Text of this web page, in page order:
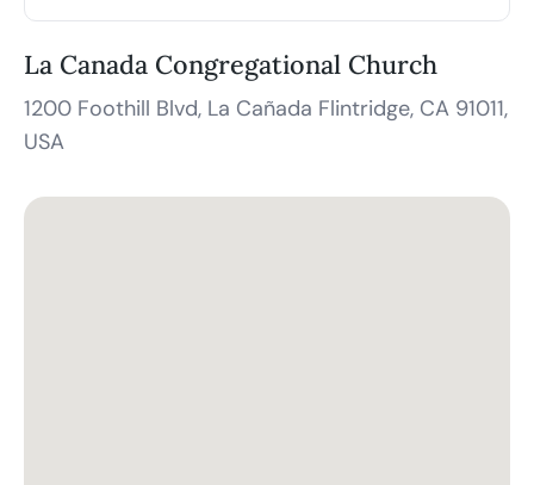
La Canada Congregational Church
1200 Foothill Blvd, La Cañada Flintridge, CA 91011,
USA